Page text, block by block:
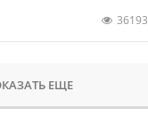
36193
ЕЩЕ